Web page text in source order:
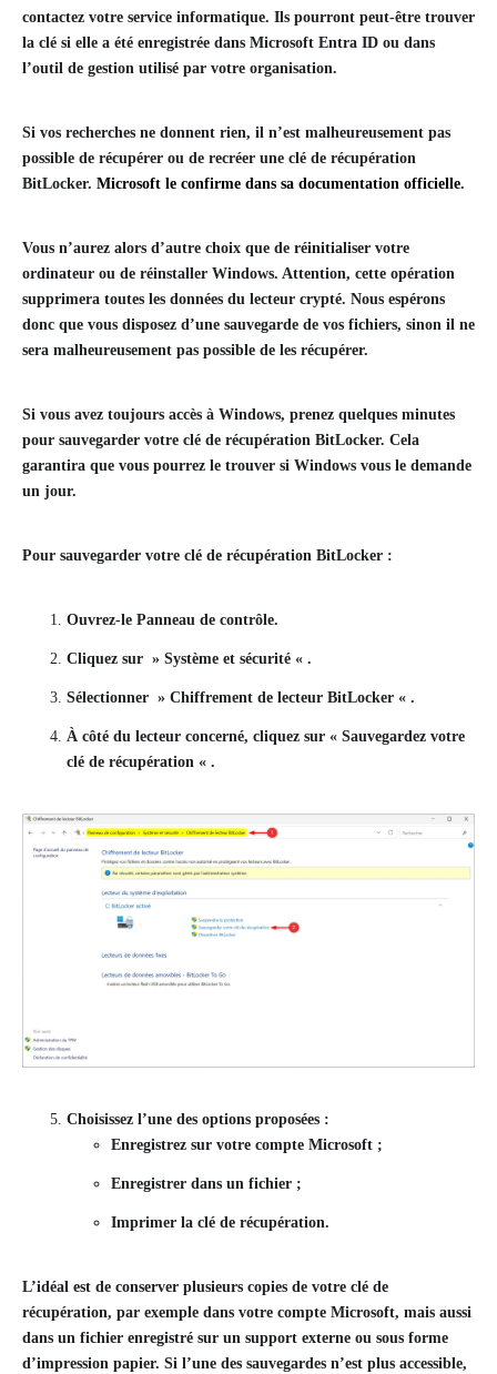
contactez votre service informatique. Ils pourront peut-être trouver
la clé si elle a été enregistrée dans Microsoft Entra ID ou dans
l’outil de gestion utilisé par votre organisation.
Si vos recherches ne donnent rien, il n’est malheureusement pas
possible de récupérer ou de recréer une clé de récupération
BitLocker. Microsoft le confirme dans sa documentation officielle.
Vous n’aurez alors d’autre choix que de réinitialiser votre
ordinateur ou de réinstaller Windows. Attention, cette opération
supprimera toutes les données du lecteur crypté. Nous espérons
donc que vous disposez d’une sauvegarde de vos fichiers, sinon il ne
sera malheureusement pas possible de les récupérer.
Si vous avez toujours accès à Windows, prenez quelques minutes
pour sauvegarder votre clé de récupération BitLocker. Cela
garantira que vous pourrez le trouver si Windows vous le demande
un jour.
Pour sauvegarder votre clé de récupération BitLocker :
Ouvrez-le Panneau de contrôle.
Cliquez sur » Système et sécurité « .
Sélectionner » Chiffrement de lecteur BitLocker « .
À côté du lecteur concerné, cliquez sur « Sauvegardez votre
clé de récupération « .
Choisissez l’une des options proposées :
Enregistrez sur votre compte Microsoft ;
Enregistrer dans un fichier ;
Imprimer la clé de récupération.
L’idéal est de conserver plusieurs copies de votre clé de
récupération, par exemple dans votre compte Microsoft, mais aussi
dans un fichier enregistré sur un support externe ou sous forme
d’impression papier. Si l’une des sauvegardes n’est plus accessible,